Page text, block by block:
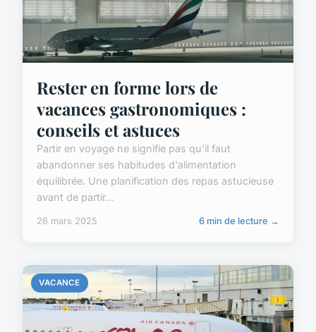
Rester en forme lors de
vacances gastronomiques :
conseils et astuces
Partir en voyage ne signifie pas qu'il faut
abandonner ses habitudes d'alimentation
équilibrée. Une planification des repas astucieuse
avant de partir...
26 mars 2025 6 min de lecture →
VACANCE